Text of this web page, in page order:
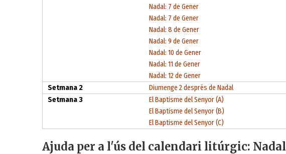
Nadal: 7 de Gener
Nadal: 7 de Gener
Nadal: 8 de Gener
Nadal: 9 de Gener
Nadal: 10 de Gener
Nadal: 11 de Gener
Nadal: 12 de Gener
Setmana 2
Diumenge 2 després de Nadal
Setmana 3
El Baptisme del Senyor (A)
El Baptisme del Senyor (B)
El Baptisme del Senyor (C)
Ajuda per a l'ús del calendari litúrgic: Nadal